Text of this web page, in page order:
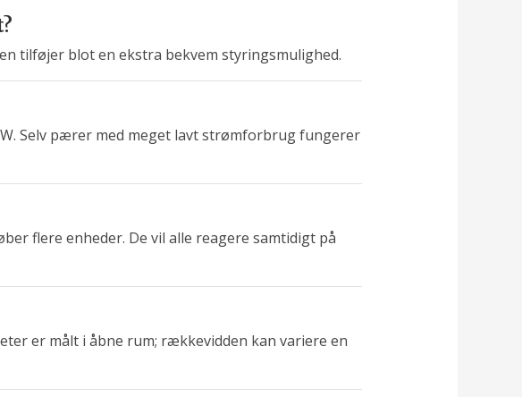
tilføjer blot en ekstra bekvem styringsmulighed.
Selv pærer med meget lavt strømforbrug fungerer
flere enheder. De vil alle reagere samtidigt på
er målt i åbne rum; rækkevidden kan variere en